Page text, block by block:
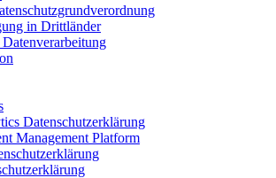
in Drittländer
Datenschutzerklärung
Management Platform